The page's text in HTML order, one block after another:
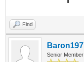
Find
Senior Member